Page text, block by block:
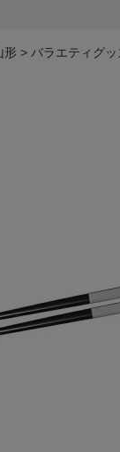
形 バラエティグッ